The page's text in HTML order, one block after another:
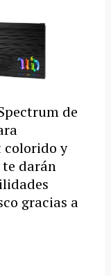
de
colorido y
darán
gracias a